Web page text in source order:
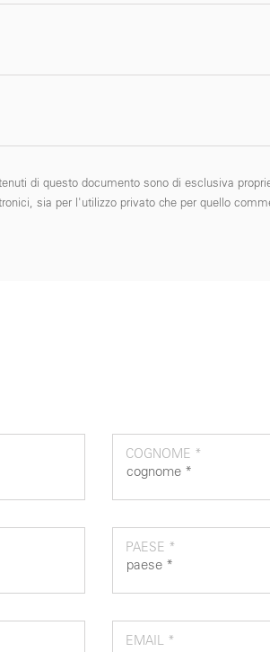
di questo documento sono di esclusiva
sia per l'utilizzo privato che per quello
COGNOME *
PAESE *
EMAIL *